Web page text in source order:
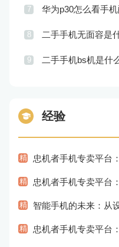
7 华为p30怎么看手
8 二手手机无面容是
9 二手手机bs机是什
经验
精 忠机者手机专卖平台：Sony发布全
精 忠机者手机专卖平台
精 智能手机的未来：从
精 忠机者手机专卖平台：